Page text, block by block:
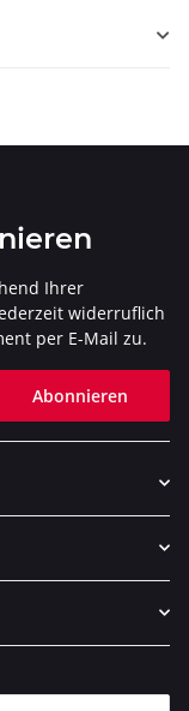
Ihrer
widerruflich
per E-Mail zu.
Abonnieren